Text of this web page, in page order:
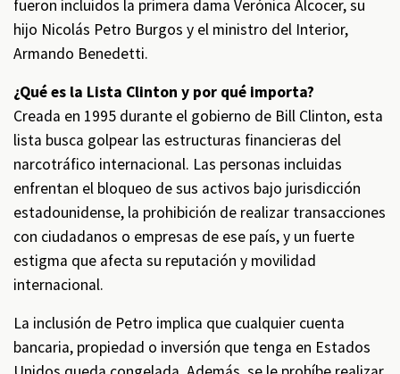
fueron incluidos la primera dama Verónica Alcocer, su
hijo Nicolás Petro Burgos y el ministro del Interior,
Armando Benedetti.
¿Qué es la Lista Clinton y por qué importa?
Creada en 1995 durante el gobierno de Bill Clinton, esta
lista busca golpear las estructuras financieras del
narcotráfico internacional. Las personas incluidas
enfrentan el bloqueo de sus activos bajo jurisdicción
estadounidense, la prohibición de realizar transacciones
con ciudadanos o empresas de ese país, y un fuerte
estigma que afecta su reputación y movilidad
internacional.
La inclusión de Petro implica que cualquier cuenta
bancaria, propiedad o inversión que tenga en Estados